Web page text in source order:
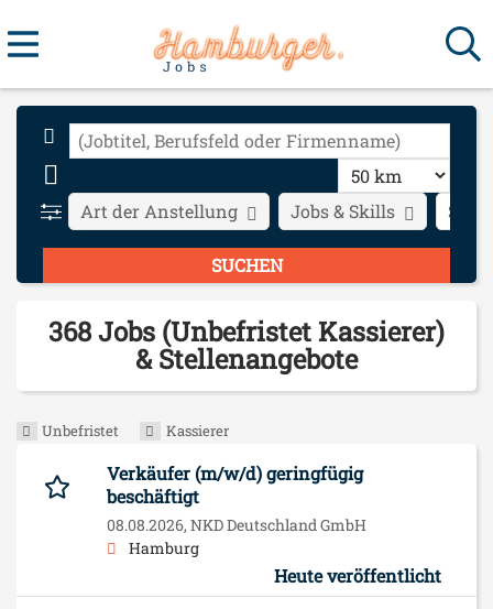
Stadt
Art der Anstellung Jobs & Skills
368 Jobs (Unbefristet Kassierer)
& Stellenangebote
Unbefristet Kassierer
Verkäufer (m/w/d) geringfügig
beschäftigt
08.08.2026, NKD Deutschland GmbH
Hamburg
Heute veröffentlicht